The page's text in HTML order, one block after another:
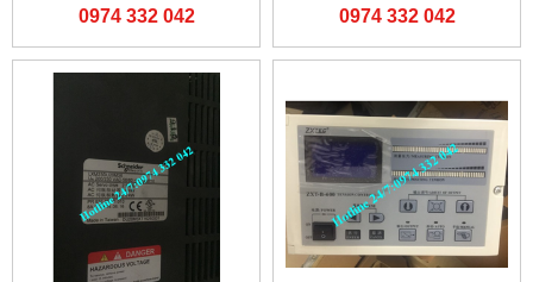
0974 332 042 0974 332 042